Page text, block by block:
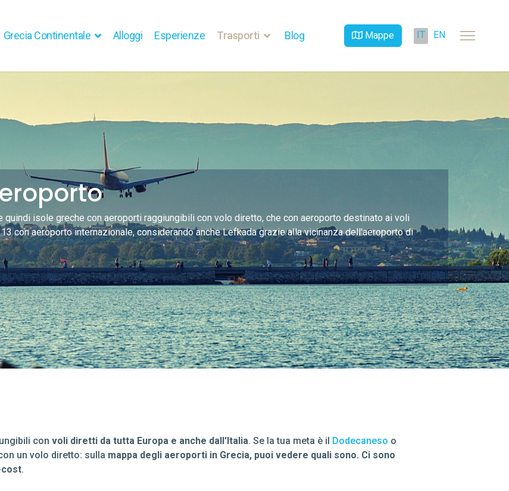
Grecia Continentale Alloggi Esperienze Trasporti Blog Mappe IT EN
isole greche con aeroporti raggiungibili con volo diretto, che con aeroporto destinato ai voli
con aeroporto internazionale, considerando anche Lefkada grazie alla vicinanza dell'aeroporto di
con voli diretti da tutta Europa e anche dall'Italia. Se la tua meta è il Dodecaneso o
un volo diretto: sulla mappa degli aeroporti in Grecia, puoi vedere quali sono. Ci sono
.